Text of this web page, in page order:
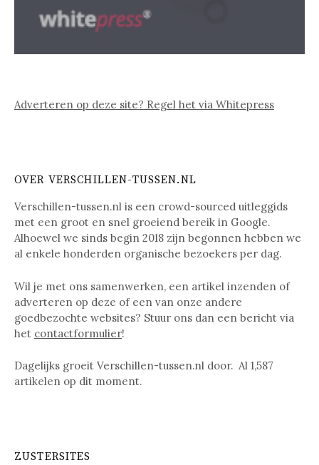
Adverteren op deze site? Regel het via Whitepress
OVER VERSCHILLEN-TUSSEN.NL
Verschillen-tussen.nl is een crowd-sourced uitleggids
met een groot en snel groeiend bereik in Google.
Alhoewel we sinds begin 2018 zijn begonnen hebben we
al enkele honderden organische bezoekers per dag.
Wil je met ons samenwerken, een artikel inzenden of
adverteren op deze of een van onze andere
goedbezochte websites? Stuur ons dan een bericht via
het contactformulier!
Dagelijks groeit Verschillen-tussen.nl door. Al 1,587
artikelen op dit moment.
ZUSTERSITES